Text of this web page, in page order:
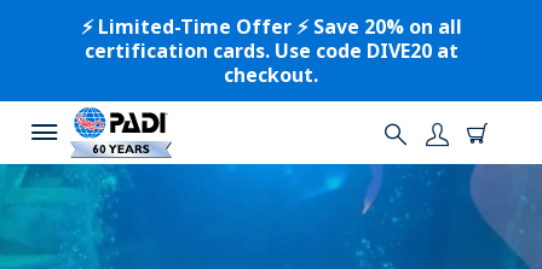
⚡️ Limited-Time Offer ⚡️ Save 20% on all
certification cards. Use code DIVE20 at
checkout.